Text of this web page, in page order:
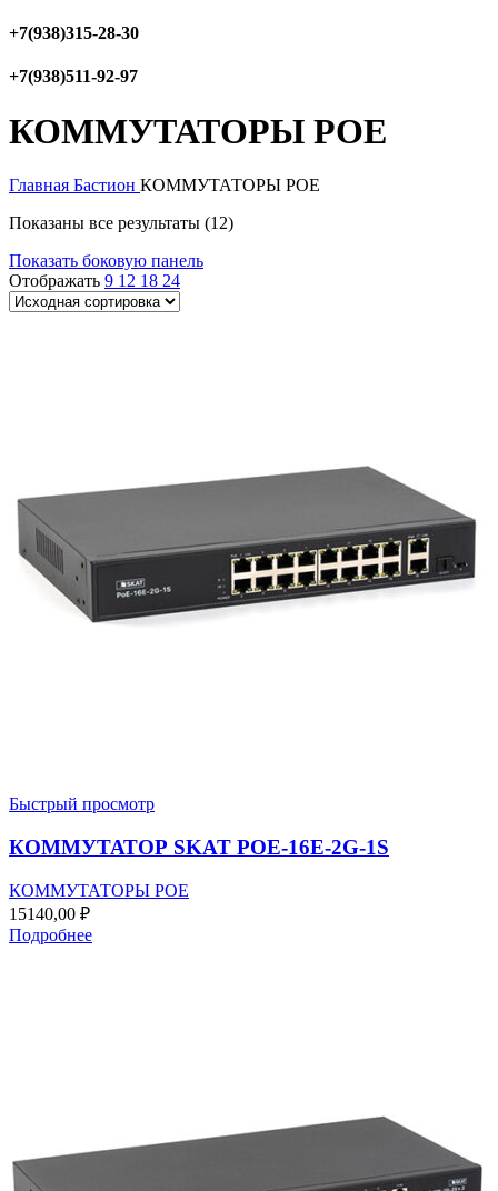
+7(938)315-28-30
+7(938)511-92-97
КОММУТАТОРЫ POE
Главная Бастион КОММУТАТОРЫ POE
Показаны все результаты (12)
Показать боковую панель
Отображать 9 12 18 24
Быстрый просмотр
КОММУТАТОР SKAT POE-16E-2G-1S
КОММУТАТОРЫ POE
15140,00 ₽
Подробнее